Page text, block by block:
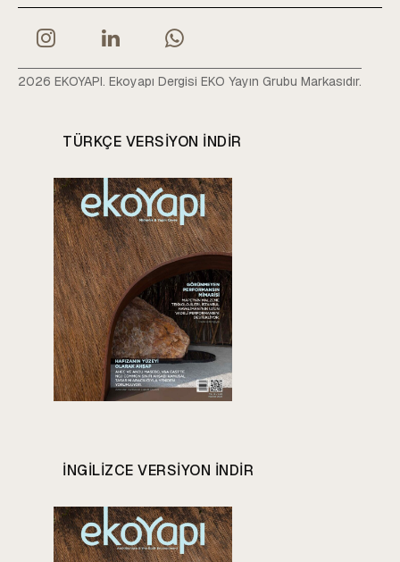
2026 EKOYAPI. Ekoyapı Dergisi EKO Yayın Grubu Markasıdır.
TÜRKÇE VERSIYON INDIR
INGILIZCE VERSIYON INDIR